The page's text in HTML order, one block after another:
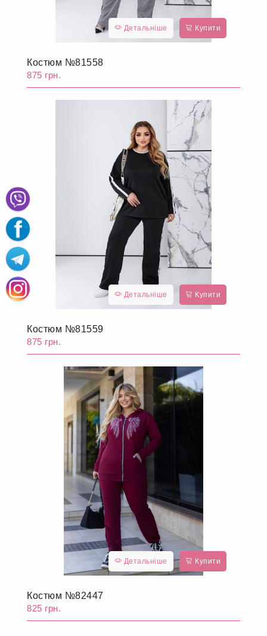
Детальніше Купити
Костюм №81558
875 грн.
Детальніше Купити
Костюм №81559
875 грн.
Детальніше Купити
Костюм №82447
825 грн.